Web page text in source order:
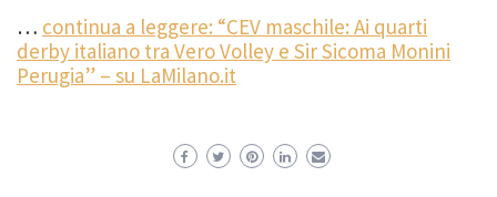
… continua a leggere: “CEV maschile: Ai quarti
derby italiano tra Vero Volley e Sir Sicoma Monini
Perugia” – su LaMilano.it